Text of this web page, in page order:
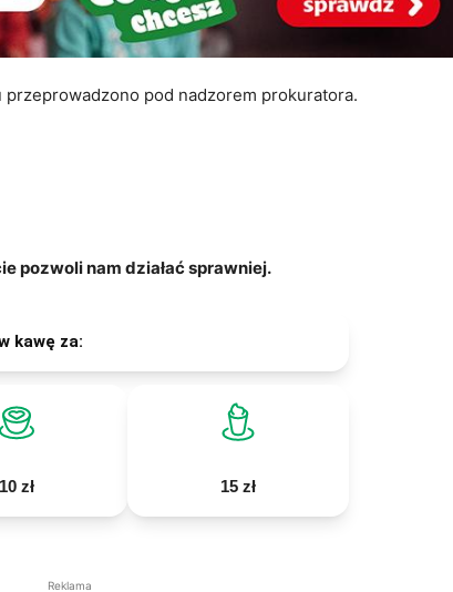
pod nadzorem prokuratora.
pozwoli nam działać sprawniej.
kawę za:
10 zł 15 zł
Reklama